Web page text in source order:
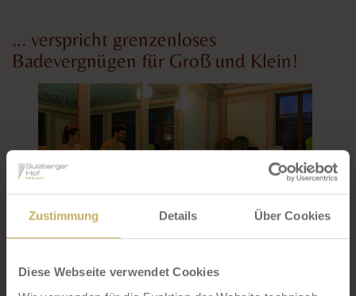
Zustimmung Details Über Cookies
Diese Webseite verwendet Cookies
... verspricht grenzenloses
Badevergnügen für Groß und Klein!